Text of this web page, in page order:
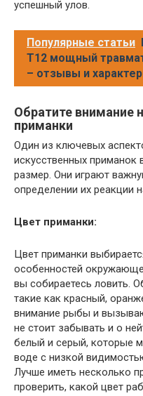
успешный улов.
Популярные статьи
Т12 мощный
– отзывы и
Обратите внимание
приманки
Один из ключевых
искусственных
размер. Они играют
определении их реакции
Цвет приманки:
Цвет приманки
особенностей
вы собираетесь ловить.
такие как красный,
внимание рыбы и
не стоит забывать и о
белый и серый, которые
воде с низкой
Лучше иметь несколько
проверить, какой цвет